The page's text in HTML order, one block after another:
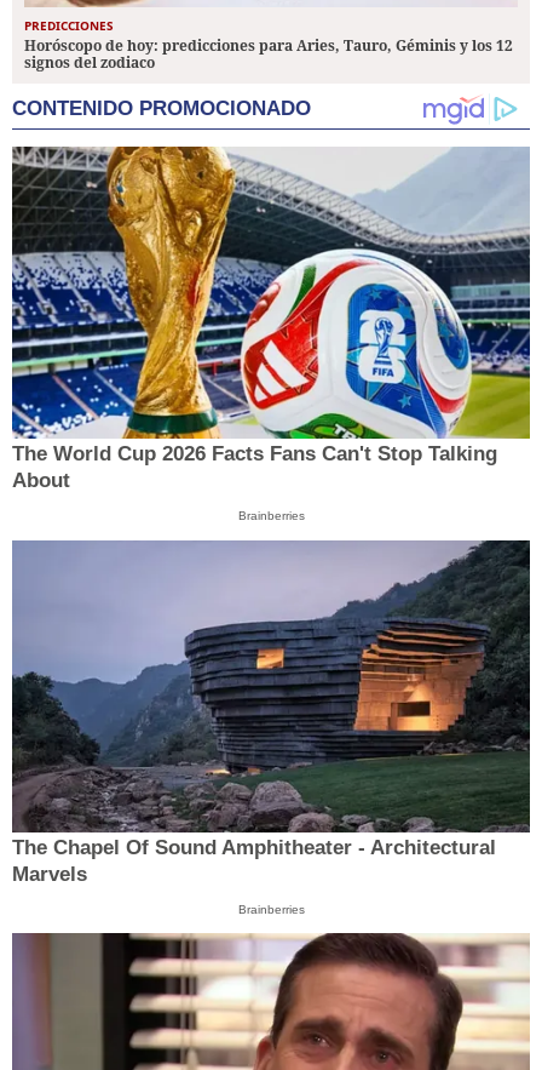
PREDICCIONES
Horóscopo de hoy: predicciones para Aries, Tauro, Géminis y los 12
signos del zodiaco
CONTENIDO PROMOCIONADO
The World Cup 2026 Facts Fans Can't Stop Talking
About
Brainberries
The Chapel Of Sound Amphitheater - Architectural
Marvels
Brainberries